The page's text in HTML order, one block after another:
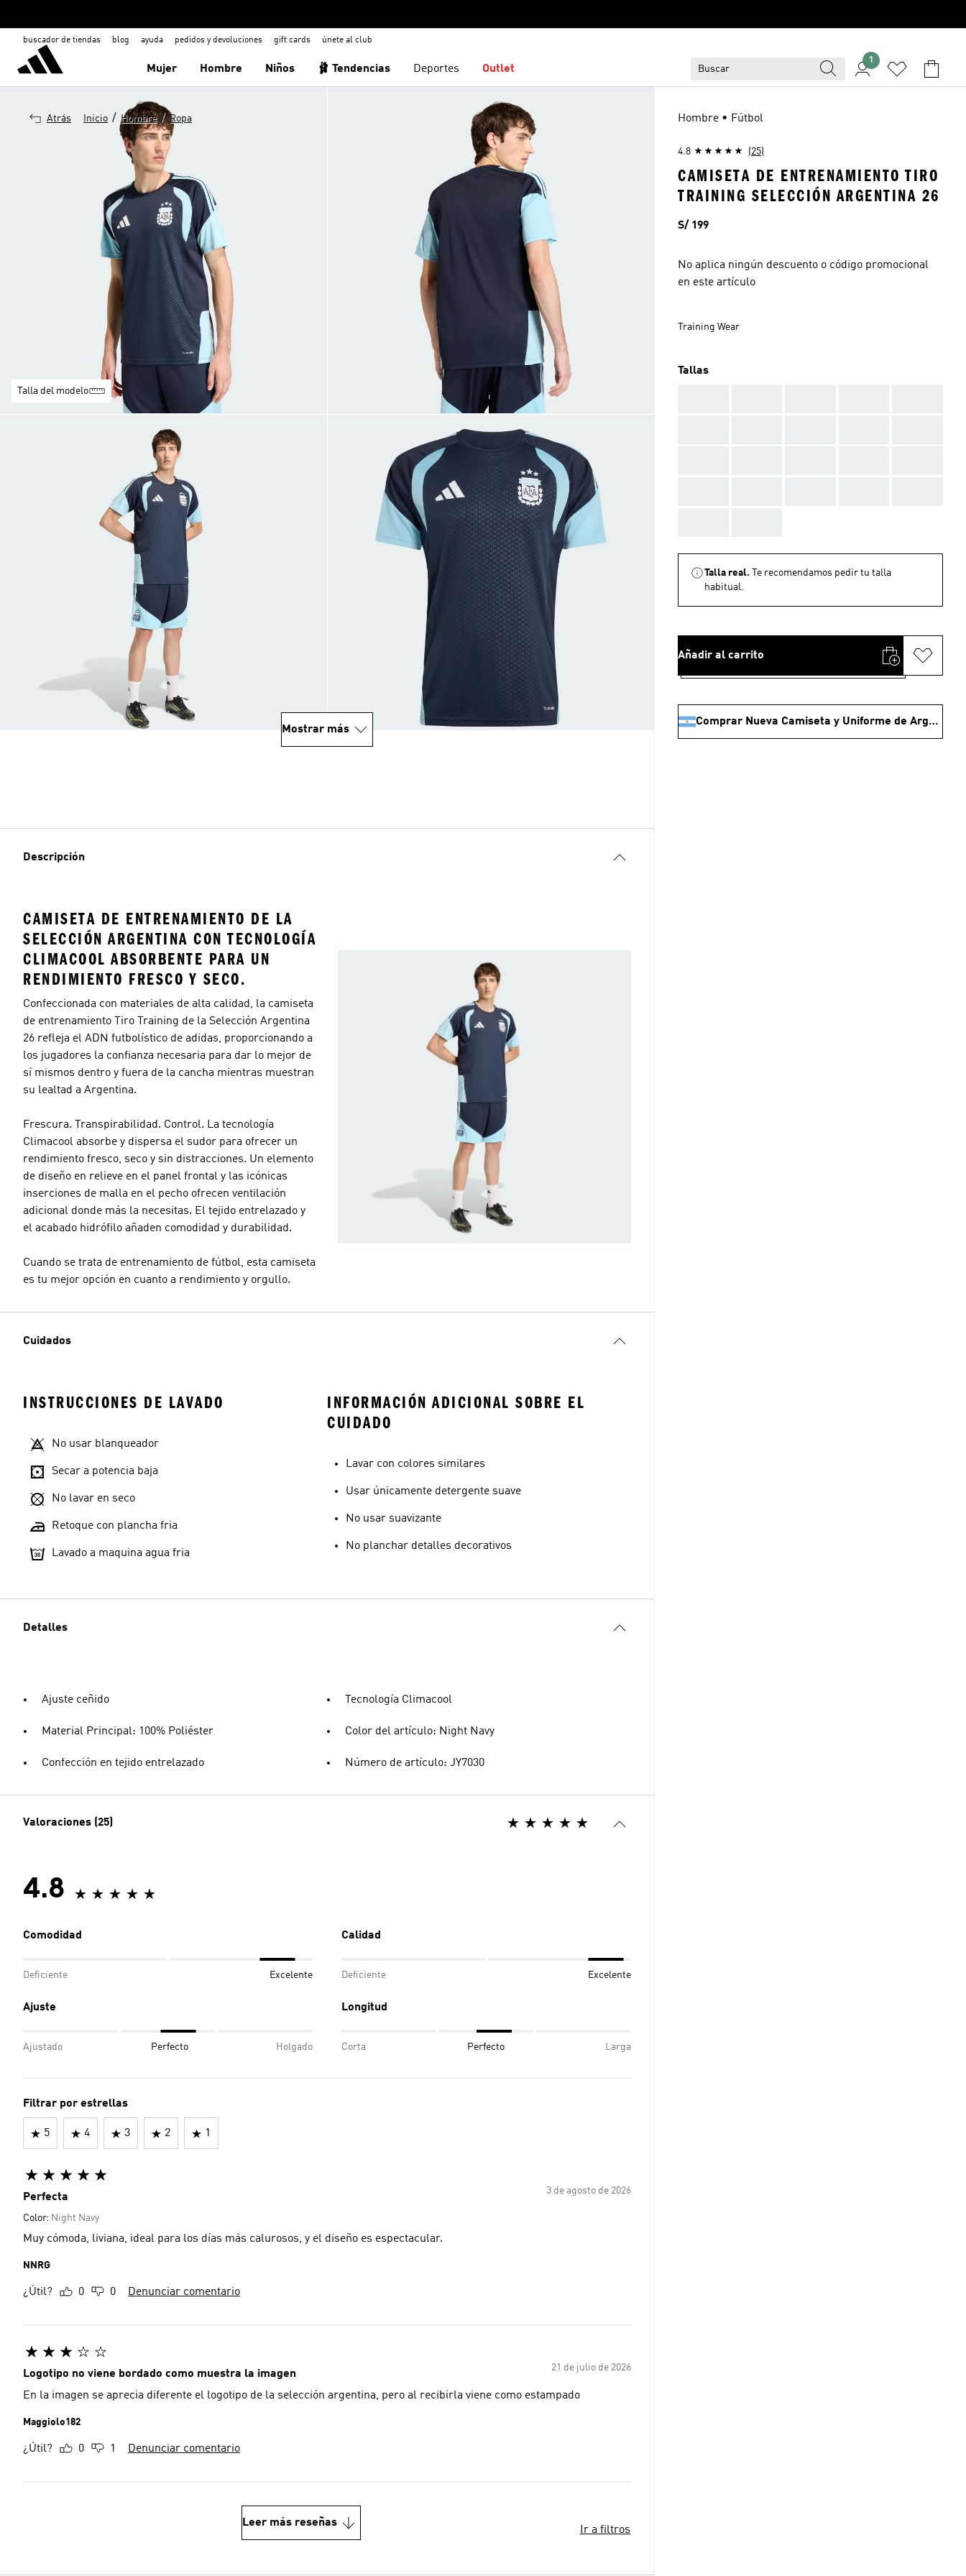
buscador de tiendas blog ayuda pedidos y devoluciones gift cards únete al club
Mujer Hombre Niños 🩰 Tendencias Deportes Outlet
1
Atrás Inicio / Hombre / Ropa
Talla del modelo
Mostrar más
Descripción
CAMISETA DE ENTRENAMIENTO DE LA
SELECCIÓN ARGENTINA CON TECNOLOGÍA
CLIMACOOL ABSORBENTE PARA UN
RENDIMIENTO FRESCO Y SECO.
Confeccionada con materiales de alta calidad, la camiseta
de entrenamiento Tiro Training de la Selección Argentina
26 refleja el ADN futbolístico de adidas, proporcionando a
los jugadores la confianza necesaria para dar lo mejor de
sí mismos dentro y fuera de la cancha mientras muestran
su lealtad a Argentina.
Frescura. Transpirabilidad. Control. La tecnología
Climacool absorbe y dispersa el sudor para ofrecer un
rendimiento fresco, seco y sin distracciones. Un elemento
de diseño en relieve en el panel frontal y las icónicas
inserciones de malla en el pecho ofrecen ventilación
adicional donde más la necesitas. El tejido entrelazado y
el acabado hidrófilo añaden comodidad y durabilidad.
Cuando se trata de entrenamiento de fútbol, esta camiseta
es tu mejor opción en cuanto a rendimiento y orgullo.
Cuidados
INSTRUCCIONES DE LAVADO
No usar blanqueador
Secar a potencia baja
No lavar en seco
Retoque con plancha fria
Lavado a maquina agua fria
INFORMACIÓN ADICIONAL SOBRE EL
CUIDADO
Lavar con colores similares
Usar únicamente detergente suave
No usar suavizante
No planchar detalles decorativos
Detalles
Ajuste ceñido
Material Principal: 100% Poliéster
Confección en tejido entrelazado
Tecnología Climacool
Color del artículo: Night Navy
Número de artículo: JY7030
Valoraciones (25)
4.8
Comodidad
Deficiente Excelente
Calidad
Deficiente Excelente
Ajuste
Ajustado Perfecto Holgado
Longitud
Corta Perfecto Larga
Filtrar por estrellas
5 4 3 2 1
3 de agosto de 2026
Perfecta
Color: Night Navy
Muy cómoda, liviana, ideal para los días más calurosos, y el diseño es espectacular.
NNRG
¿Útil? 0 0 Denunciar comentario
21 de julio de 2026
Logotipo no viene bordado como muestra la imagen
En la imagen se aprecia diferente el logotipo de la selección argentina, pero al recibirla viene como estampado
Maggiolo182
¿Útil? 0 1 Denunciar comentario
Leer más reseñas
Ir a filtros
Hombre • Fútbol
4.8 (25)
CAMISETA DE ENTRENAMIENTO TIRO
TRAINING SELECCIÓN ARGENTINA 26
Precio
S/ 199
No aplica ningún descuento o código promocional
en este artículo
Training Wear
Tallas
Talla real.
Te recomendamos pedir tu talla
habitual.
Añadir al carrito
Comprar Nueva Camiseta y Uniforme de Argentina